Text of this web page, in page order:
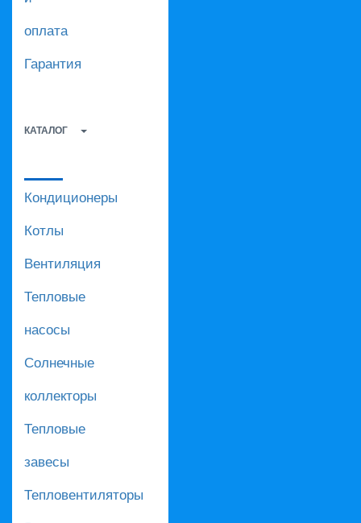
оплата
Гарантия
КАТАЛОГ
Кондиционеры
Котлы
Вентиляция
Тепловые
насосы
Солнечные
коллекторы
Тепловые
завесы
Тепловентиляторы